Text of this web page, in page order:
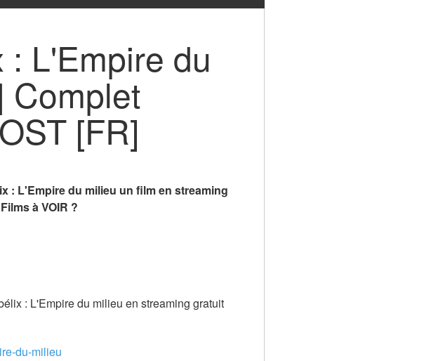
L'Empire du
Complet
[FR]
: L'Empire du milieu un film en streaming
à VOIR ?
: L'Empire du milieu en streaming gratuit
du-milieu